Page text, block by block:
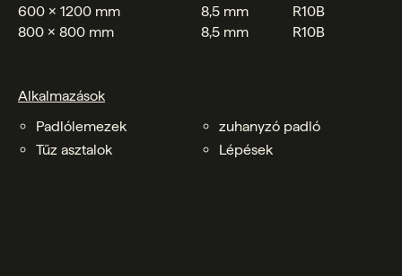
600 x 1200 mm
8,5 mm
R10B
800 x 800 mm
8,5 mm R10B
Alkalmazások
Padlólemezek
zuhanyzó padló
Tűz asztalok
Lépések